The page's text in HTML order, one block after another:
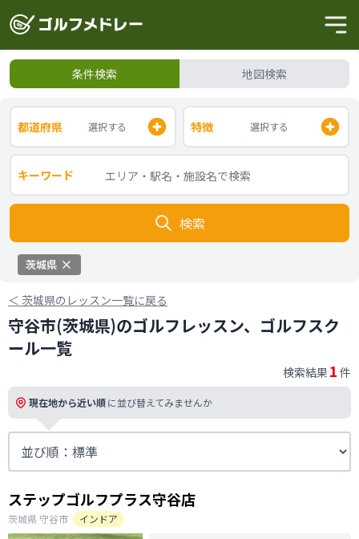
条件検索 地図検索
都道府県 選択する 特徴 選択する
キーワード
検索
茨城県
＜ 茨城県のレッスン一覧に戻る
守谷市(茨城県)のゴルフレッスン、ゴルフスク
ール一覧
検索結果 1 件
現在地から近い順に並び替えてみませんか
ステップゴルフプラス守谷店
茨城県守谷市
インドア